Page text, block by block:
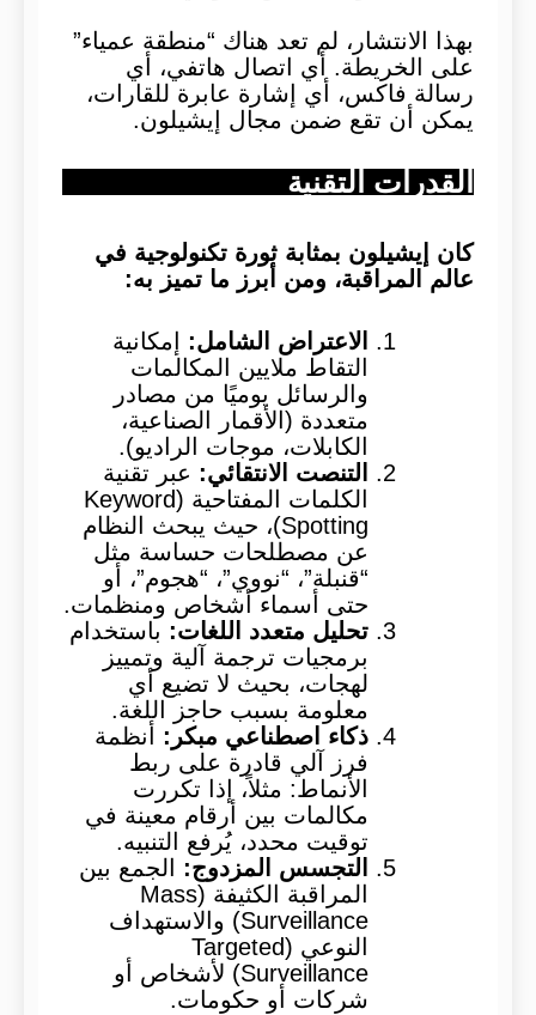
بهذا الانتشار، لم تعد هناك “منطقة عمياء”
على الخريطة. أي اتصال هاتفي، أي
رسالة فاكس، أي إشارة عابرة للقارات،
يمكن أن تقع ضمن مجال إيشيلون.
القدرات التقنية
كان إيشيلون بمثابة ثورة تكنولوجية في
عالم المراقبة، ومن أبرز ما تميز به:
الاعتراض الشامل: إمكانية
التقاط ملايين المكالمات
والرسائل يوميًا من مصادر
متعددة (الأقمار الصناعية،
الكابلات، موجات الراديو).
التنصت الانتقائي: عبر تقنية
الكلمات المفتاحية (Keyword
Spotting)، حيث يبحث النظام
عن مصطلحات حساسة مثل
“قنبلة”، “نووي”، “هجوم”، أو
حتى أسماء أشخاص ومنظمات.
تحليل متعدد اللغات: باستخدام
برمجيات ترجمة آلية وتمييز
لهجات، بحيث لا تضيع أي
معلومة بسبب حاجز اللغة.
ذكاء اصطناعي مبكر: أنظمة
فرز آلي قادرة على ربط
الأنماط: مثلاً، إذا تكررت
مكالمات بين أرقام معينة في
توقيت محدد، يُرفع التنبيه.
التجسس المزدوج: الجمع بين
المراقبة الكثيفة (Mass
Surveillance) والاستهداف
النوعي (Targeted
Surveillance) لأشخاص أو
شركات أو حكومات.